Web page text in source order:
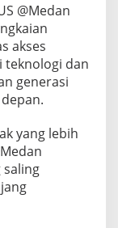
@Medan
akses
teknologi dan
generasi
yang lebih
saling